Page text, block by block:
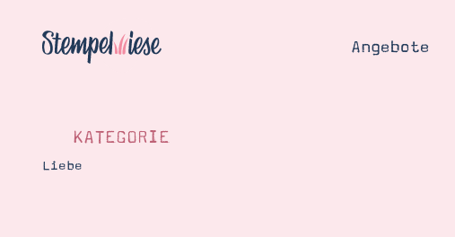
Angebote
KATEGORIE
Liebe